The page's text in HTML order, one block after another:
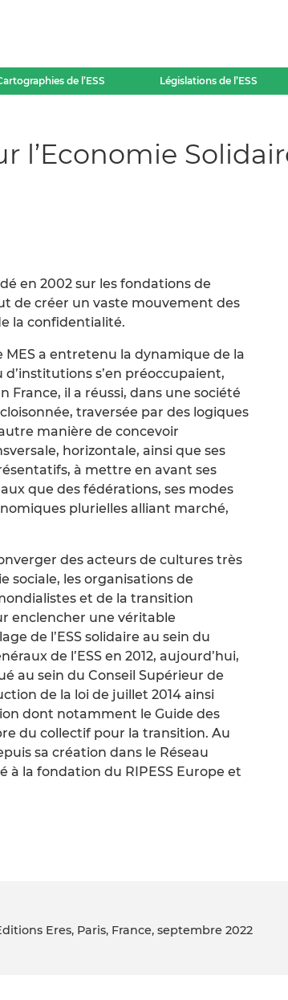
de l’ESS Législations de l’ESS
l’Economie
en 2002 sur les fondations de
de créer un vaste mouvement des
la confidentialité.
MES a entretenu la dynamique de la
s’en préoccupaient,
France, il a réussi, dans une société
traversée par des logiques
manière de concevoir
horizontale, ainsi que ses
à mettre en avant ses
que des fédérations, ses modes
plurielles alliant marché,
des acteurs de cultures très
sociale, les organisations de
et de la transition
enclencher une véritable
de l’ESS solidaire au sein du
de l’ESS en 2012, aujourd’hui,
au sein du Conseil Supérieur de
de la loi de juillet 2014 ainsi
dont notamment le Guide des
du collectif pour la transition. Au
sa création dans le Réseau
à la fondation du RIPESS Europe et
Eres, Paris, France, septembre 2022